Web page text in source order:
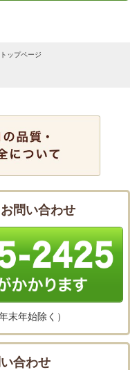
ップページ
問い合わせ
末年始除く）
合わせ